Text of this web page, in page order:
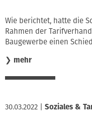
Wie berichtet, hatte die
Rahmen der
Baugewerbe einen
❯ mehr
30.03.2022 Soziales &